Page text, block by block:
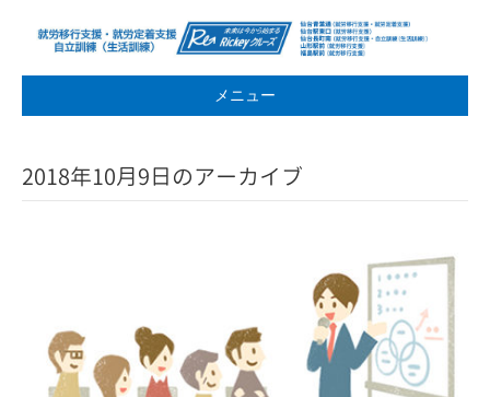
メニュー
2018年10月9日のアーカイブ